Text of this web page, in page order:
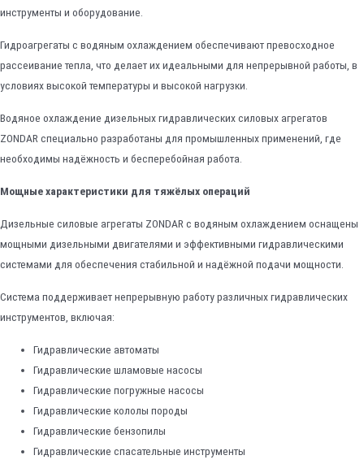
инструменты и оборудование.
Гидроагрегаты с водяным охлаждением обеспечивают превосходное
рассеивание тепла, что делает их идеальными для непрерывной работы, в
условиях высокой температуры и высокой нагрузки.
Водяное охлаждение дизельных гидравлических силовых агрегатов
ZONDAR специально разработаны для промышленных применений, где
необходимы надёжность и бесперебойная работа.
Мощные характеристики для тяжёлых операций
Дизельные силовые агрегаты ZONDAR с водяным охлаждением оснащены
мощными дизельными двигателями и эффективными гидравлическими
системами для обеспечения стабильной и надёжной подачи мощности.
Система поддерживает непрерывную работу различных гидравлических
инструментов, включая:
Гидравлические автоматы
Гидравлические шламовые насосы
Гидравлические погружные насосы
Гидравлические кололы породы
Гидравлические бензопилы
Гидравлические спасательные инструменты